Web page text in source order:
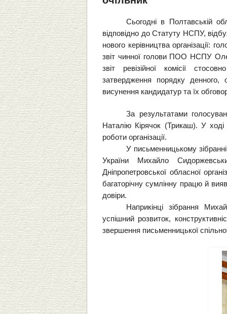
Сьогодні в Полтавській
відповідно до Статуту НСПУ,
нового керівництва організації:
звіт чинної голови ПОО НСПУ
звіт ревізійної комісії
затвердження порядку денного,
висунення кандидатур та їх
За результатами
Наталію Кірячок (Трикаш). У
роботи організації.
У письменницькому
України Михайло
Дніпропетровської обласної
багаторічну сумлінну працю й
довіри.
Наприкінці зібрання
успішний розвиток,
звершення письменницької